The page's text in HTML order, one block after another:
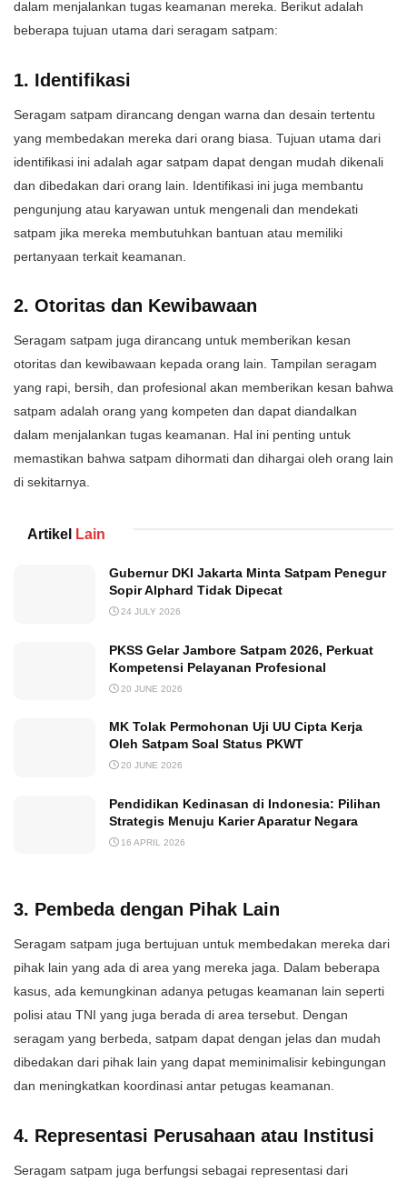
dalam menjalankan tugas keamanan mereka. Berikut adalah
beberapa tujuan utama dari seragam satpam:
1. Identifikasi
Seragam satpam dirancang dengan warna dan desain tertentu
yang membedakan mereka dari orang biasa. Tujuan utama dari
identifikasi ini adalah agar satpam dapat dengan mudah dikenali
dan dibedakan dari orang lain. Identifikasi ini juga membantu
pengunjung atau karyawan untuk mengenali dan mendekati
satpam jika mereka membutuhkan bantuan atau memiliki
pertanyaan terkait keamanan.
2. Otoritas dan Kewibawaan
Seragam satpam juga dirancang untuk memberikan kesan
otoritas dan kewibawaan kepada orang lain. Tampilan seragam
yang rapi, bersih, dan profesional akan memberikan kesan bahwa
satpam adalah orang yang kompeten dan dapat diandalkan
dalam menjalankan tugas keamanan. Hal ini penting untuk
memastikan bahwa satpam dihormati dan dihargai oleh orang lain
di sekitarnya.
Artikel Lain
Gubernur DKI Jakarta Minta Satpam Penegur
Sopir Alphard Tidak Dipecat
24 JULY 2026
PKSS Gelar Jambore Satpam 2026, Perkuat
Kompetensi Pelayanan Profesional
20 JUNE 2026
MK Tolak Permohonan Uji UU Cipta Kerja
Oleh Satpam Soal Status PKWT
20 JUNE 2026
Pendidikan Kedinasan di Indonesia: Pilihan
Strategis Menuju Karier Aparatur Negara
16 APRIL 2026
3. Pembeda dengan Pihak Lain
Seragam satpam juga bertujuan untuk membedakan mereka dari
pihak lain yang ada di area yang mereka jaga. Dalam beberapa
kasus, ada kemungkinan adanya petugas keamanan lain seperti
polisi atau TNI yang juga berada di area tersebut. Dengan
seragam yang berbeda, satpam dapat dengan jelas dan mudah
dibedakan dari pihak lain yang dapat meminimalisir kebingungan
dan meningkatkan koordinasi antar petugas keamanan.
4. Representasi Perusahaan atau Institusi
Seragam satpam juga berfungsi sebagai representasi dari